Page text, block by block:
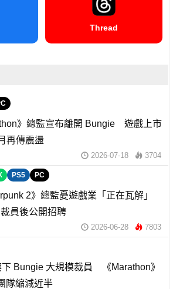
Thread
》總監宣布離開 Bungie 遊戲上市
再傳震盪
2026-07-18 3704
PS5 PC
2》總監憂遊戲業「正在瓦解」
員後公開招聘
2026-06-28 7803
下 Bungie 大規模裁員 《Marathon》
隊縮減近半